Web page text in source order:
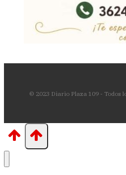
© 2023 Diario Plaza 109 - Todos